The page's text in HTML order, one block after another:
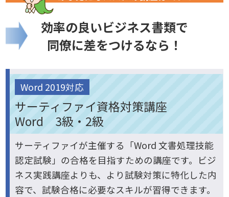
効率の良いビジネス書類で
同僚に差をつけるなら！
Word 2019対応
サーティファイ資格対策講座
Word 3級・2級
サーティファイが主催する「Word 文書処理技能
認定試験」の合格を目指すための講座です。ビジ
ネス実践講座よりも、より試験対策に特化した内
容で、試験合格に必要なスキルが習得できます。